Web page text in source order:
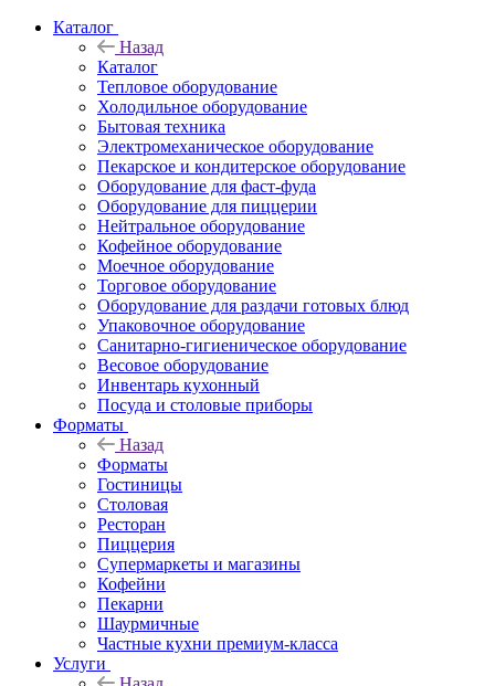
Каталог
Назад
Каталог
Тепловое оборудование
Холодильное оборудование
Бытовая техника
Электромеханическое оборудование
Пекарское и кондитерское оборудование
Оборудование для фаст-фуда
Оборудование для пиццерии
Нейтральное оборудование
Кофейное оборудование
Моечное оборудование
Торговое оборудование
Оборудование для раздачи готовых блюд
Упаковочное оборудование
Санитарно-гигиеническое оборудование
Весовое оборудование
Инвентарь кухонный
Посуда и столовые приборы
Форматы
Назад
Форматы
Гостиницы
Столовая
Ресторан
Пиццерия
Супермаркеты и магазины
Кофейни
Пекарни
Шаурмичные
Частные кухни премиум-класса
Услуги